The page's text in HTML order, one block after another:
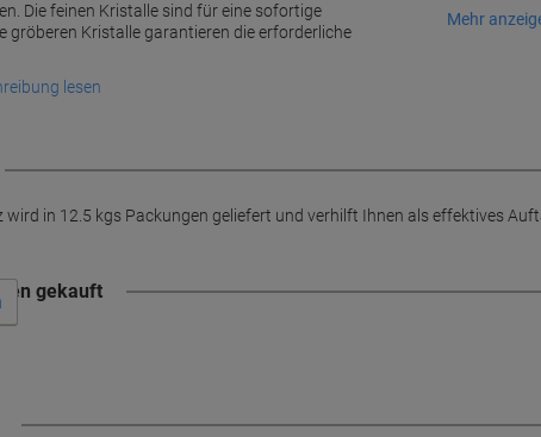
Die feinen Kristalle sind für eine sofortige
gröberen Kristalle garantieren die erforderliche
lesen
Mehr
wird in 12.5 kgs Packungen geliefert und verhilft Ihnen als effektives
gekauft